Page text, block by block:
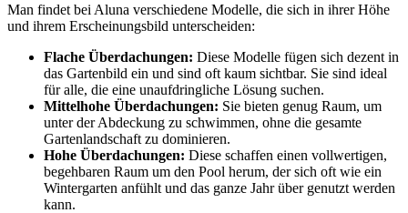
Man findet bei Aluna verschiedene Modelle, die sich in ihrer Höhe
und ihrem Erscheinungsbild unterscheiden:
Flache Überdachungen: Diese Modelle fügen sich dezent in
das Gartenbild ein und sind oft kaum sichtbar. Sie sind ideal
für alle, die eine unaufdringliche Lösung suchen.
Mittelhohe Überdachungen: Sie bieten genug Raum, um
unter der Abdeckung zu schwimmen, ohne die gesamte
Gartenlandschaft zu dominieren.
Hohe Überdachungen: Diese schaffen einen vollwertigen,
begehbaren Raum um den Pool herum, der sich oft wie ein
Wintergarten anfühlt und das ganze Jahr über genutzt werden
kann.